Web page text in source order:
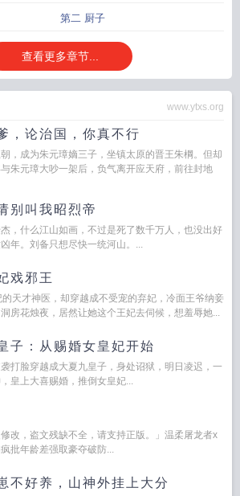
第二 厨子
查看更多章节...
www.ytxs.org
，论治国，你真不行
，成为朱元璋嫡三子，坐镇太原的晋王朱棡。但却
朱元璋大吵一架后，负气离开应天府，前往封地
别叫我昭烈帝
，什么江山如画，不过是死了数千万人，也没出好
年。刘备只想尽快一统河山。...
戏邪王
天才神医，却穿越成不受宠的弃妃，冷面王爷纳妾
房花烛夜，居然让她这个王妃去伺候，想羞辱她...
子：从赐婚女皇妃开始
打脸穿越成大夏九皇子，身处诏狱，明日凌迟，一
皇上大喜赐婚，推倒女皇妃...
修改，盗文残缺不全，请支持正版。」温柔屠龙者x
批年龄差强取豪夺破防...
不好养，山神外挂上大分